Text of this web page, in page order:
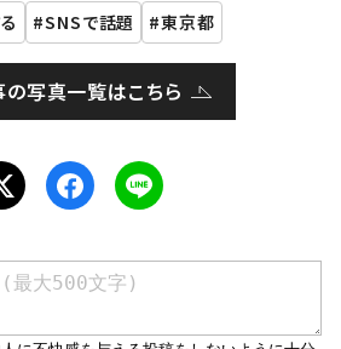
SNSで話題 東京都
の写真一覧はこちら